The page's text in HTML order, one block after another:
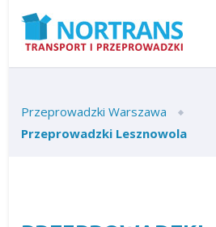
Przeprowadzki Warszawa
Przeprowadzki Lesznowola